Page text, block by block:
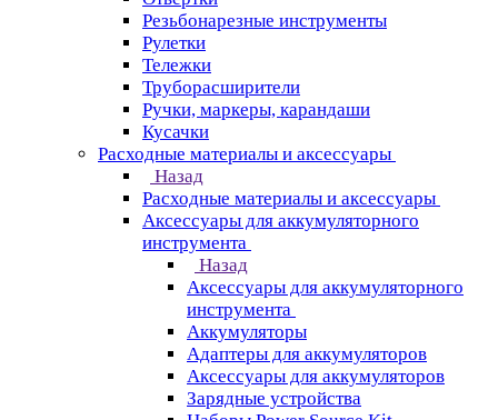
Резьбонарезные инструменты
Рулетки
Тележки
Труборасширители
Ручки, маркеры, карандаши
Кусачки
Расходные материалы и аксессуары
Назад
Расходные материалы и аксессуары
Аксессуары для аккумуляторного
инструмента
Назад
Аксессуары для аккумуляторного
инструмента
Aккумуляторы
Адаптеры для аккумуляторов
Аксессуары для аккумуляторов
Зарядные устройства